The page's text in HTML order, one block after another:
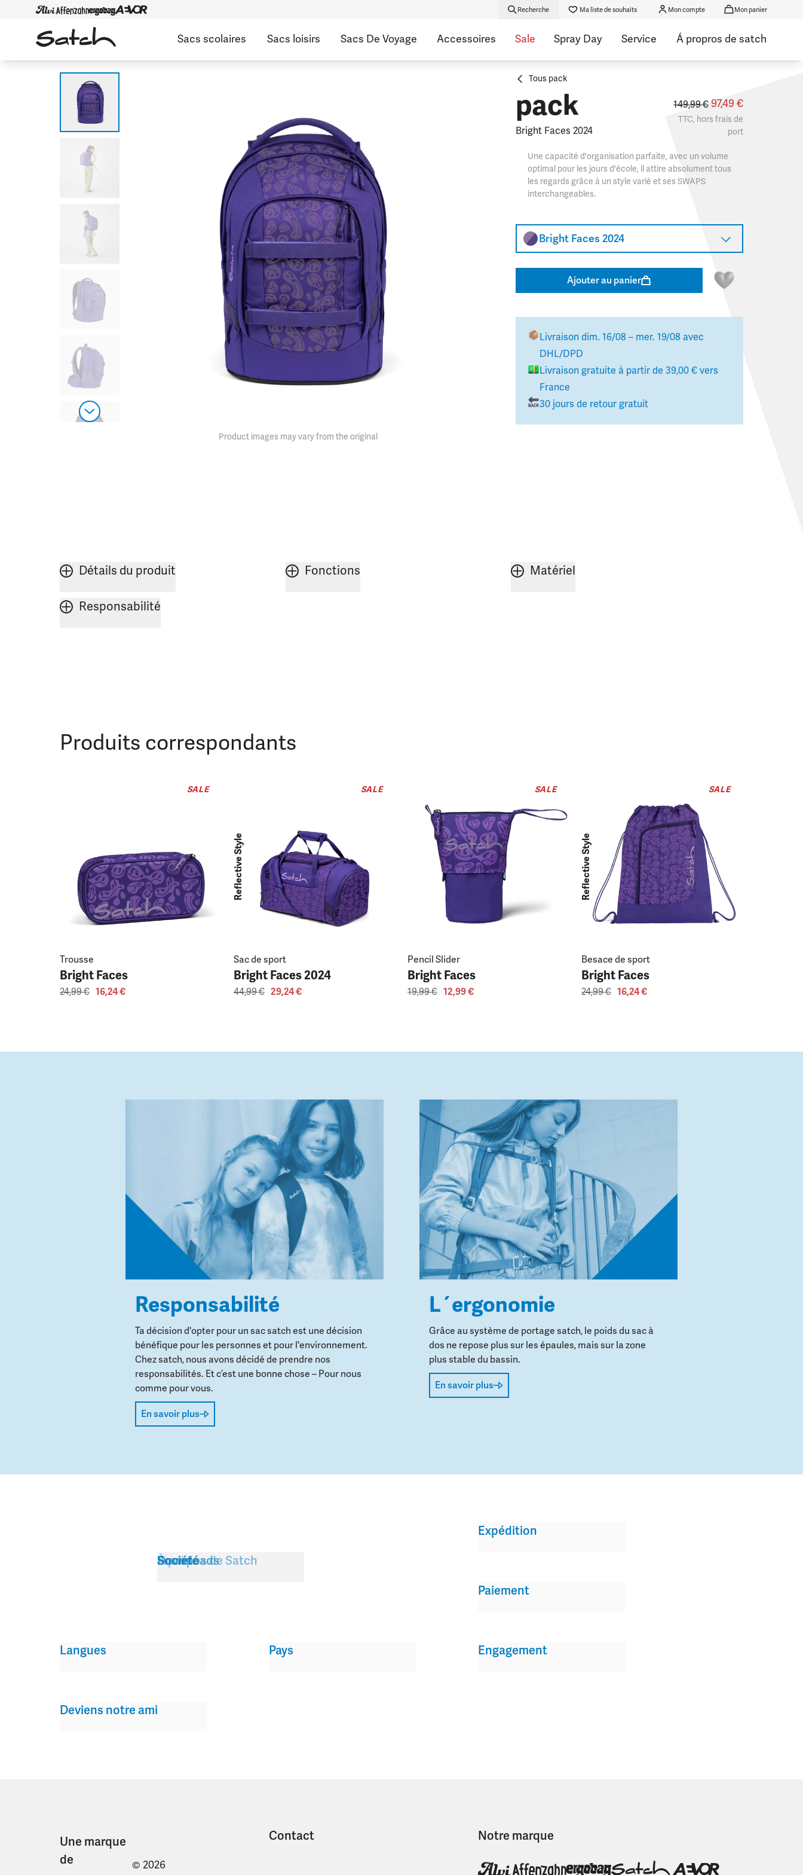
Recherche Ma liste de souhaits Mon compte Mon panier
Sacs scolaires Sacs loisirs Sacs De Voyage Accessoires Sale Spray Day Service Á propros de satch
Product images may vary from the original
Tous pack
pack
Bright Faces 2024
149,99 € 97,49 €
TTC, hors frais de
port
Une capacité d'organisation parfaite, avec un volume
optimal pour les jours d'école, il attire absolument tous
les regards grâce à un style varié et ses SWAPS
interchangeables.​
Bright Faces 2024
Ajouter au panier
Livraison dim. 16/08 – mer. 19/08 avec
DHL/DPD
Livraison gratuite à partir de 39,00 €vers
France
30 jours de retour gratuit
Détails du produit Fonctions Matériel
Responsabilité
Produits correspondants
SALE
Trousse
Bright Faces
24,99 € 16,24 €
SALE
Reflective Style
Sac de sport
Bright Faces 2024
44,99 € 29,24 €
SALE
Pencil Slider
Bright Faces
19,99 € 12,99 €
SALE
Reflective Style
Besace de sport
Bright Faces
24,99 € 16,24 €
Responsabilité
Ta décision d'opter pour un sac satch est une décision
bénéfique pour les personnes et pour l'environnement.
Chez satch, nous avons décidé de prendre nos
responsabilités. Et c’est une bonne chose – Pour nous
comme pour vous.
En savoir plus
L´ergonomie
Grâce au système de portage satch, le poids du sac à
dos ne repose plus sur les épaules, mais sur la zone
plus stable du bassin.
En savoir plus
Service
À propos de Satch
Downloads
Société
Expédition
Paiement
Engagement
Deviens notre ami
Langues Pays
Une marque
de
© 2026
Contact Notre marque